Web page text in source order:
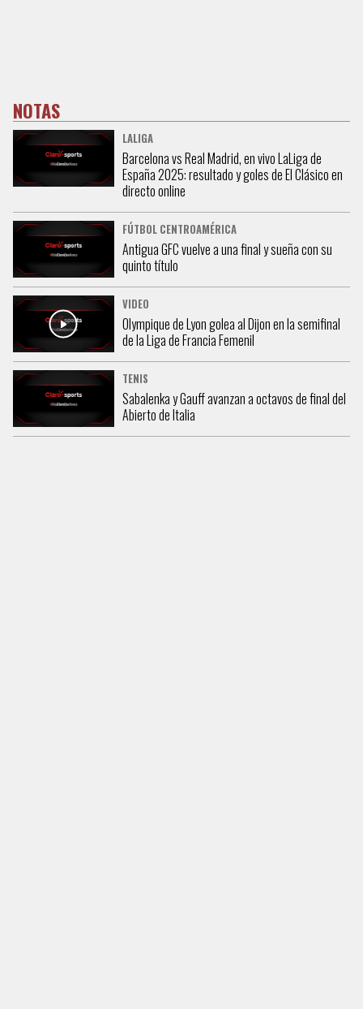
NOTAS
LALIGA
Barcelona vs Real Madrid, en vivo LaLiga de
España 2025: resultado y goles de El Clásico en
directo online
FÚTBOL CENTROAMÉRICA
Antigua GFC vuelve a una final y sueña con su
quinto título
VIDEO
Olympique de Lyon golea al Dijon en la semifinal
de la Liga de Francia Femenil
TENIS
Sabalenka y Gauff avanzan a octavos de final del
Abierto de Italia